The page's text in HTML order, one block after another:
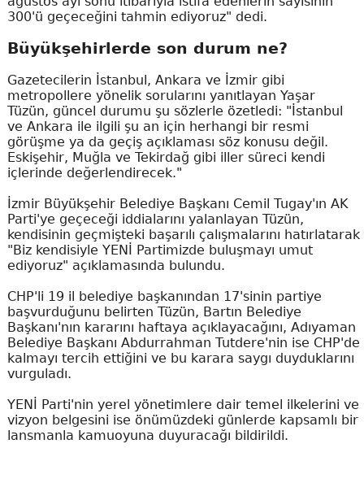
300'ü geçeceğini tahmin ediyoruz" dedi.
Büyükşehirlerde son durum ne?
Gazetecilerin İstanbul, Ankara ve İzmir gibi
metropollere yönelik sorularını yanıtlayan Yaşar
Tüzün, güncel durumu şu sözlerle özetledi: "İstanbul
ve Ankara ile ilgili şu an için herhangi bir resmi
görüşme ya da geçiş açıklaması söz konusu değil.
Eskişehir, Muğla ve Tekirdağ gibi iller süreci kendi
içlerinde değerlendirecek."
İzmir Büyükşehir Belediye Başkanı Cemil Tugay'ın AK
Parti'ye geçeceği iddialarını yalanlayan Tüzün,
kendisinin geçmişteki başarılı çalışmalarını hatırlatarak
"Biz kendisiyle YENİ Partimizde buluşmayı umut
ediyoruz" açıklamasında bulundu.
CHP'li 19 il belediye başkanından 17'sinin partiye
başvurduğunu belirten Tüzün, Bartın Belediye
Başkanı'nın kararını haftaya açıklayacağını, Adıyaman
Belediye Başkanı Abdurrahman Tutdere'nin ise CHP'de
kalmayı tercih ettiğini ve bu karara saygı duyduklarını
vurguladı.
YENİ Parti'nin yerel yönetimlere dair temel ilkelerini ve
vizyon belgesini ise önümüzdeki günlerde kapsamlı bir
lansmanla kamuoyuna duyuracağı bildirildi.